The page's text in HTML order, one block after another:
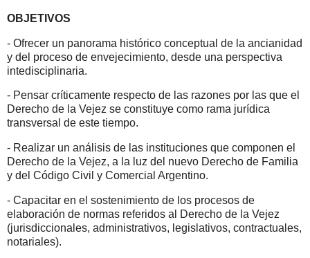
OBJETIVOS
- Ofrecer un panorama histórico conceptual de la ancianidad
y del proceso de envejecimiento, desde una perspectiva
intedisciplinaria.
- Pensar críticamente respecto de las razones por las que el
Derecho de la Vejez se constituye como rama jurídica
transversal de este tiempo.
- Realizar un análisis de las instituciones que componen el
Derecho de la Vejez, a la luz del nuevo Derecho de Familia
y del Código Civil y Comercial Argentino.
- Capacitar en el sostenimiento de los procesos de
elaboración de normas referidos al Derecho de la Vejez
(jurisdiccionales, administrativos, legislativos, contractuales,
notariales).